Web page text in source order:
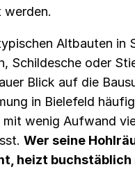
werden.
Altbauten in
Schildesche oder
Blick auf die
in Bielefeld
wenig Aufwand
Wer seine
heizt buchstäblich